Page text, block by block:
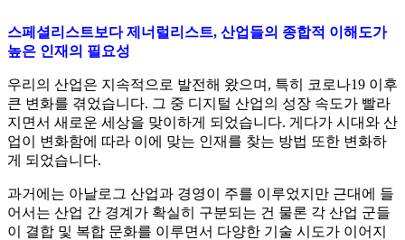
스페셜리스트보다 제너럴리스트, 산업들의 종합적 이해도가
높은 인재의 필요성
우리의 산업은 지속적으로 발전해 왔으며, 특히 코로나19 이후
큰 변화를 겪었습니다. 그 중 디지털 산업의 성장 속도가 빨라
지면서 새로운 세상을 맞이하게 되었습니다. 게다가 시대와 산
업이 변화함에 따라 이에 맞는 인재를 찾는 방법 또한 변화하
게 되었습니다.
과거에는 아날로그 산업과 경영이 주를 이루었지만 근대에 들
어서는 산업 간 경계가 확실히 구분되는 건 물론 각 산업 군들
이 결합 및 복합 문화를 이루면서 다양한 기술 시도가 이어지